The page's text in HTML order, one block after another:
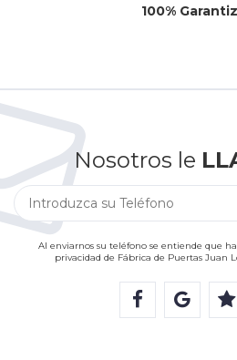
100%
Nosotros le
Al enviarnos su teléfono se entiende que
privacidad de Fábrica de Puertas Juan